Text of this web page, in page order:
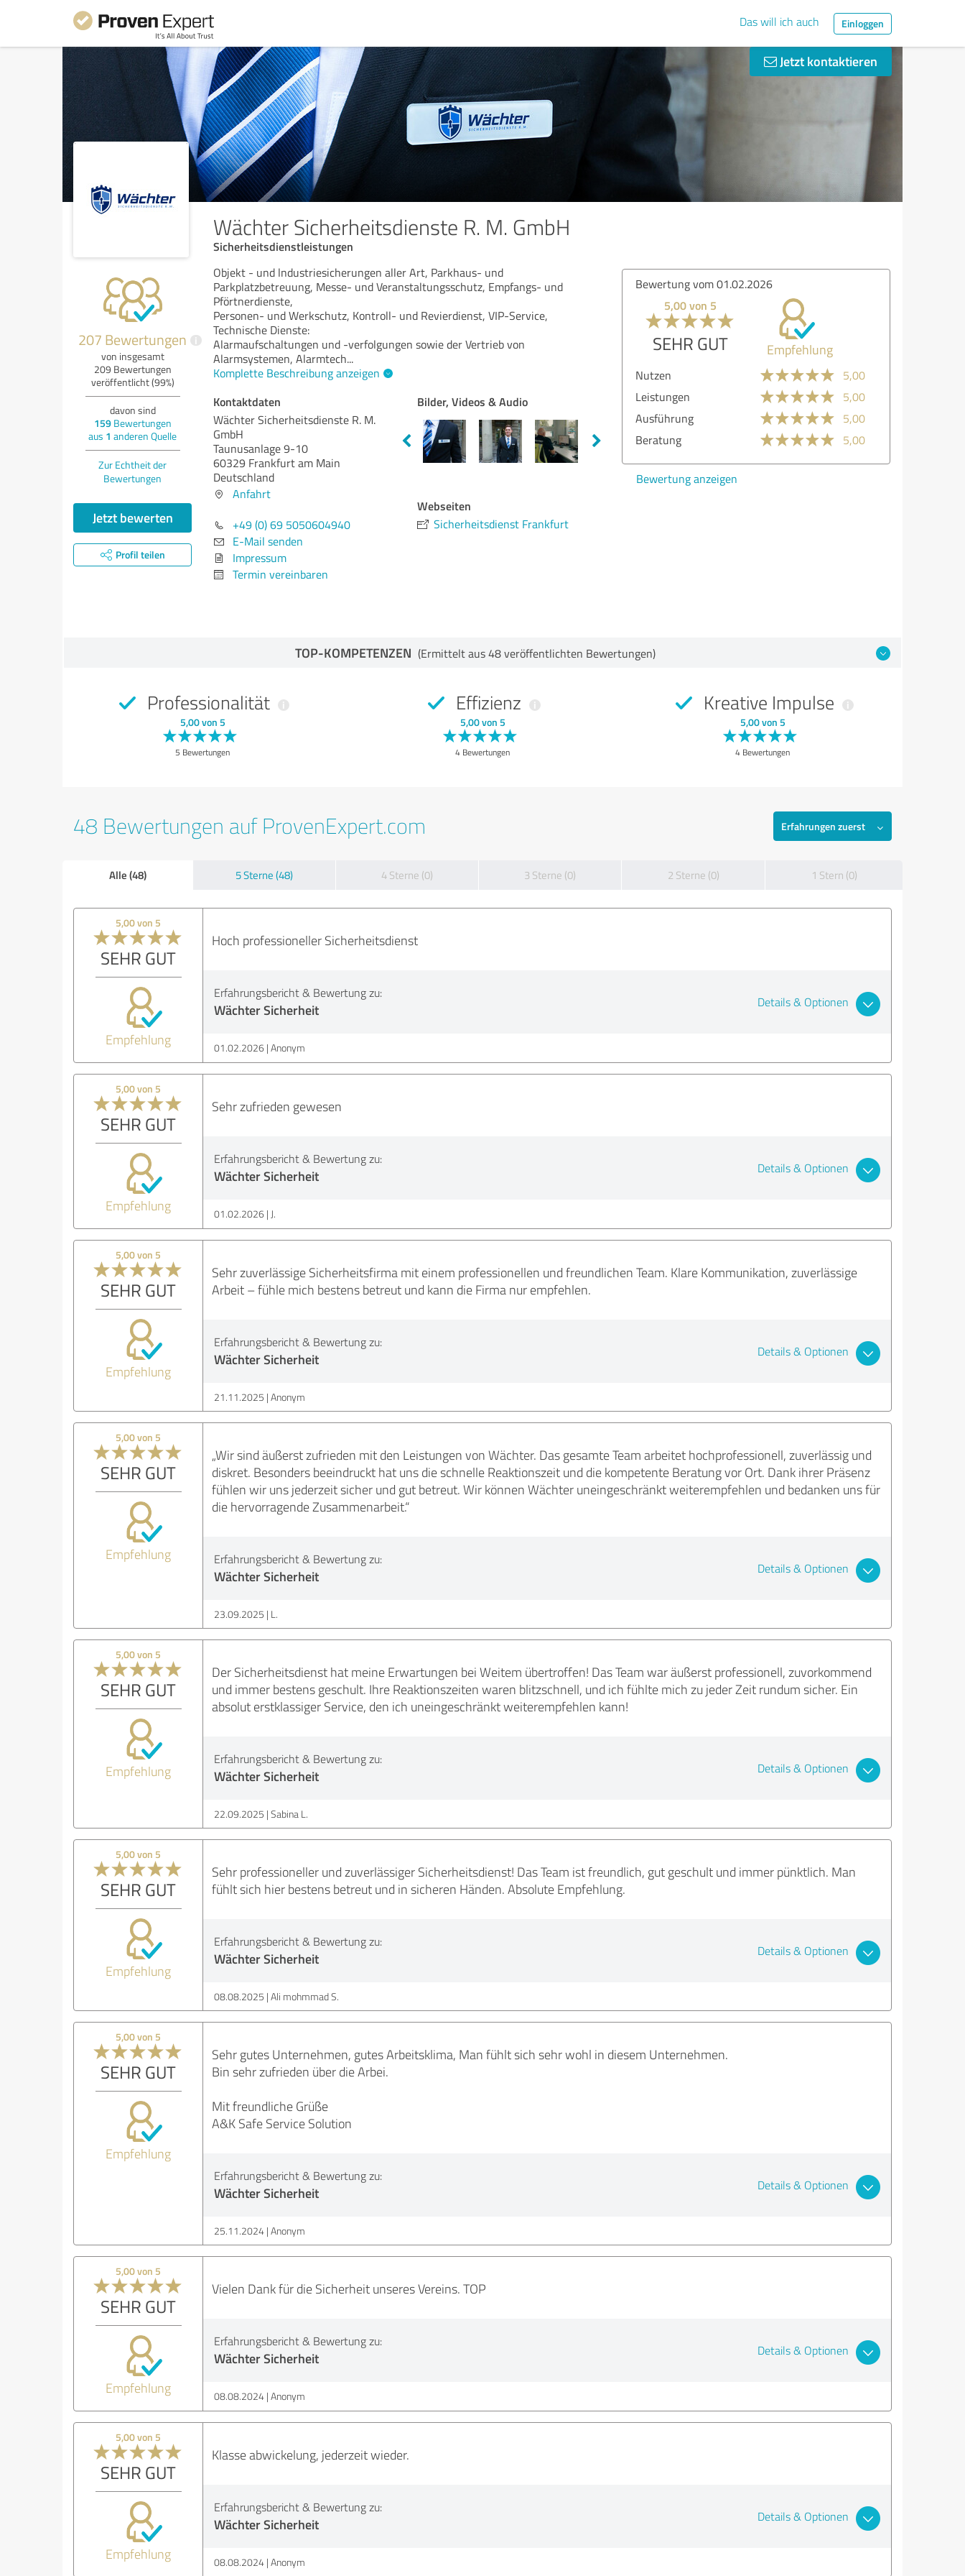
Das will ich auch Einloggen
Jetzt kontaktieren
Wächter Sicherheitsdienste R. M. GmbH
Sicherheitsdienstleistungen
207 Bewertungen i
von insgesamt
209 Bewertungen
veröffentlicht (99%)
davon sind
159Bewertungen
aus 1 anderen Quelle
Zur Echtheit der
Bewertungen
Jetzt bewerten
Profil teilen
Objekt - und lndustriesicherungen aller Art, Parkhaus- und
Parkplatzbetreuung, Messe- und Veranstaltungsschutz, Empfangs- und
Pförtnerdienste,
Personen- und Werkschutz, Kontroll- und Revierdienst, VIP-Service,
Technische Dienste:
Alarmaufschaltungen und -verfolgungen sowie der Vertrieb von
Alarmsystemen, Alarmtech...
Komplette Beschreibung anzeigen
Kontaktdaten
Wächter Sicherheitsdienste R. M.
GmbH
Taunusanlage 9-10
60329 Frankfurt am Main
Deutschland
Anfahrt
+49 (0) 69 5050604940
E-Mail senden
Impressum
Termin vereinbaren
Bilder, Videos & Audio
Webseiten
Sicherheitsdienst Frankfurt
Bewertung vom 01.02.2026
5,00 von 5
SEHR GUT Empfehlung
Qualität
5,00
Nutzen
5,00
Leistungen
5,00
Ausführung
5,00
Beratung
5,00
TOP-KOMPETENZEN (Ermittelt aus 48 veröffentlichten Bewertungen)
Professionalität
5,00 von 5
5 Bewertungen
Effizienz
5,00 von 5
4 Bewertungen
Kreative Impulse
5,00 von 5
4 Bewertungen
48 Bewertungen auf ProvenExpert.com Erfahrungen zuerst
Alle (48) 5 Sterne (48) 4 Sterne (0) 3 Sterne (0) 2 Sterne (0) 1 Stern (0)
5,00 von 5
SEHR GUT
Empfehlung
Hoch professioneller Sicherheitsdienst
Erfahrungsbericht & Bewertung zu:
Wächter Sicherheit Details & Optionen
01.02.2026 Anonym
5,00 von 5
SEHR GUT
Empfehlung
Sehr zufrieden gewesen
Erfahrungsbericht & Bewertung zu:
Wächter Sicherheit Details & Optionen
01.02.2026 J.
5,00 von 5
SEHR GUT
Empfehlung
Sehr zuverlässige Sicherheitsfirma mit einem professionellen und freundlichen Team. Klare Kommunikation, zuverlässige
Arbeit – fühle mich bestens betreut und kann die Firma nur empfehlen.
Erfahrungsbericht & Bewertung zu:
Wächter Sicherheit Details & Optionen
21.11.2025 Anonym
5,00 von 5
SEHR GUT
Empfehlung
„Wir sind äußerst zufrieden mit den Leistungen von Wächter. Das gesamte Team arbeitet hochprofessionell, zuverlässig und
diskret. Besonders beeindruckt hat uns die schnelle Reaktionszeit und die kompetente Beratung vor Ort. Dank ihrer Präsenz
fühlen wir uns jederzeit sicher und gut betreut. Wir können Wächter uneingeschränkt weiterempfehlen und bedanken uns für
die hervorragende Zusammenarbeit.“
Erfahrungsbericht & Bewertung zu:
Wächter Sicherheit Details & Optionen
23.09.2025 L.
5,00 von 5
SEHR GUT
Empfehlung
Der Sicherheitsdienst hat meine Erwartungen bei Weitem übertroffen! Das Team war äußerst professionell, zuvorkommend
und immer bestens geschult. Ihre Reaktionszeiten waren blitzschnell, und ich fühlte mich zu jeder Zeit rundum sicher. Ein
absolut erstklassiger Service, den ich uneingeschränkt weiterempfehlen kann!
Erfahrungsbericht & Bewertung zu:
Wächter Sicherheit Details & Optionen
22.09.2025 Sabina L.
5,00 von 5
SEHR GUT
Empfehlung
Sehr professioneller und zuverlässiger Sicherheitsdienst! Das Team ist freundlich, gut geschult und immer pünktlich. Man
fühlt sich hier bestens betreut und in sicheren Händen. Absolute Empfehlung.
Erfahrungsbericht & Bewertung zu:
Wächter Sicherheit Details & Optionen
08.08.2025 Ali mohmmad S.
5,00 von 5
SEHR GUT
Empfehlung
Sehr gutes Unternehmen, gutes Arbeitsklima, Man fühlt sich sehr wohl in diesem Unternehmen.
Bin sehr zufrieden über die Arbei.
Mit freundliche Grüße
A&K Safe Service Solution
Erfahrungsbericht & Bewertung zu:
Wächter Sicherheit Details & Optionen
25.11.2024 Anonym
5,00 von 5
SEHR GUT
Empfehlung
Vielen Dank für die Sicherheit unseres Vereins. TOP
Erfahrungsbericht & Bewertung zu:
Wächter Sicherheit Details & Optionen
08.08.2024 Anonym
5,00 von 5
SEHR GUT
Empfehlung
Klasse abwickelung, jederzeit wieder.
Erfahrungsbericht & Bewertung zu:
Wächter Sicherheit Details & Optionen
08.08.2024 Anonym